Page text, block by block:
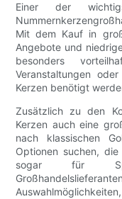
Einer der
Mit dem Kauf in
Angebote und
besonders
Veranstaltungen
Kerzen benötigt
Zusätzlich zu den
Kerzen auch eine
nach klassischen
Optionen suchen,
sogar für